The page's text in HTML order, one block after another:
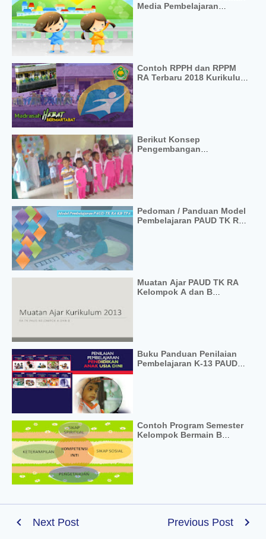
Media Pembelajaran
Contoh RPPH dan RPPM
RA Terbaru 2018 Kurikulum
Berikut Konsep
Pengembangan
Pedoman / Panduan Model
Pembelajaran PAUD TK RA
Muatan Ajar PAUD TK RA
Kelompok A dan B
Buku Panduan Penilaian
Pembelajaran K-13 PAUD
Contoh Program Semester
Kelompok Bermain B
Next Post Previous Post